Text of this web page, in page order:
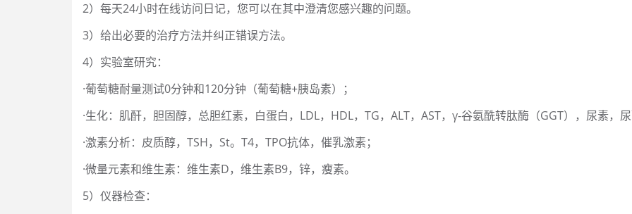
2）每天24小时在线访问日记，您可以在其中澄清您感兴趣的问题。
3）给出必要的治疗方法并纠正错误方法。
4）实验室研究：
·葡萄糖耐量测试0分钟和120分钟（葡萄糖+胰岛素）；
·生化：肌酐，胆固醇，总胆红素，白蛋白，LDL，HDL，TG，ALT，AST，γ-谷氨酰转肽酶（GGT），尿素，
·激素分析：皮质醇，TSH，St。T4，TPO抗体，催乳激素；
·微量元素和维生素：维生素D，维生素B9，锌，瘦素。
5）仪器检查：